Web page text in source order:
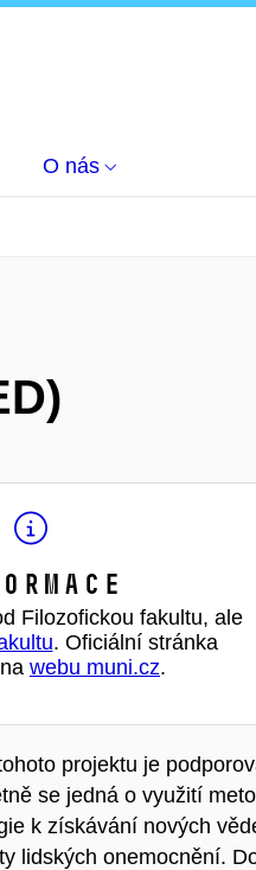
O nás
Filozofickou fakultu, ale
. Oficiální stránka
webu muni.cz.
projektu je
se jedná o využití
k získávání nových
lidských onemocnění.